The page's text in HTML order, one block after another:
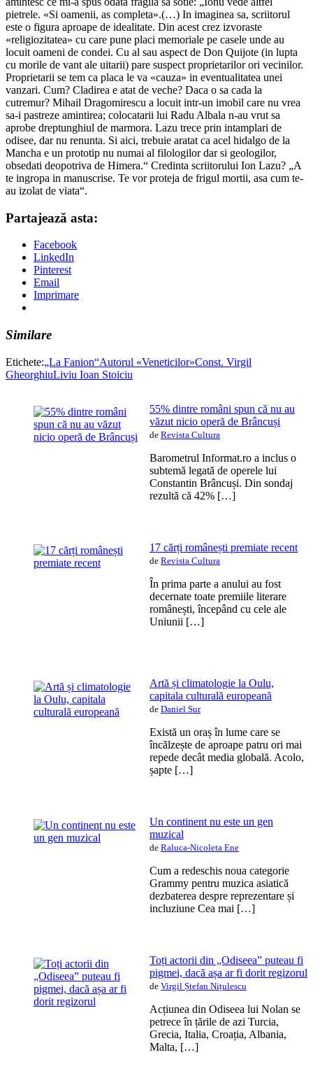
pietrele. «Si oamenii, as completa».(…) In imaginea sa, scriitorul
este o figura aproape de idealitate. Din acest crez izvoraste
«religiozitatea» cu care pune placi memoriale pe casele unde au
locuit oameni de condei. Cu al sau aspect de Don Quijote (in lupta
cu morile de vant ale uitarii) pare suspect proprietarilor ori vecinilor.
Proprietarii se tem ca placa le va «cauza» in eventualitatea unei
vanzari. Cum? Cladirea e atat de veche? Daca o sa cada la
cutremur? Mihail Dragomirescu a locuit intr-un imobil care nu vrea
sa-i pastreze amintirea; colocatarii lui Radu Albala n-au vrut sa
aprobe dreptunghiul de marmora. Lazu trece prin intamplari de
odisee, dar nu renunta. Si aici, trebuie aratat ca acel hidalgo de la
Mancha e un prototip nu numai al filologilor dar si geologilor,
obsedati deopotriva de Himera.“ Credinta scriitorului Ion Lazu? „A
te ingropa in manuscrise. Te vor proteja de frigul mortii, asa cum te-
au izolat de viata“.
Partajează asta:
Facebook
LinkedIn
Pinterest
Email
Imprimare
Similare
Etichete:„La Fanion“Autorul «Veneticilor»Const. Virgil
GheorghiuLiviu Ioan Stoiciu
55% dintre români spun că nu au
văzut nicio operă de Brâncuși
de Revista Cultura
Barometrul Informat.ro a inclus o
subtemă legată de operele lui
Constantin Brâncuși. Din sondaj
rezultă că 42% […]
17 cărți românești premiate recent
de Revista Cultura
În prima parte a anului au fost
decernate toate premiile literare
românești, începând cu cele ale
Uniunii […]
Artă și climatologie la Oulu,
capitala culturală europeană
de Daniel Sur
Există un oraș în lume care se
încălzește de aproape patru ori mai
repede decât media globală. Acolo,
șapte […]
Un continent nu este un gen
muzical
de Raluca-Nicoleta Ene
Cum a redeschis noua categorie
Grammy pentru muzica asiatică
dezbaterea despre reprezentare și
incluziune Cea mai […]
Toți actorii din „Odiseea” puteau fi
pigmei, dacă așa ar fi dorit regizorul
de Virgil Ștefan Nițulescu
Acțiunea din Odiseea lui Nolan se
petrece în țările de azi Turcia,
Grecia, Italia, Croația, Albania,
Malta, […]